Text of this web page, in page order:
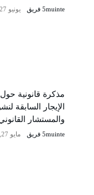
5muinte فريق يونيو 27, 2025
مذكرة قانونية
الإيجار السابقة
والمستشار
5muinte فريق مايو 27, 2025